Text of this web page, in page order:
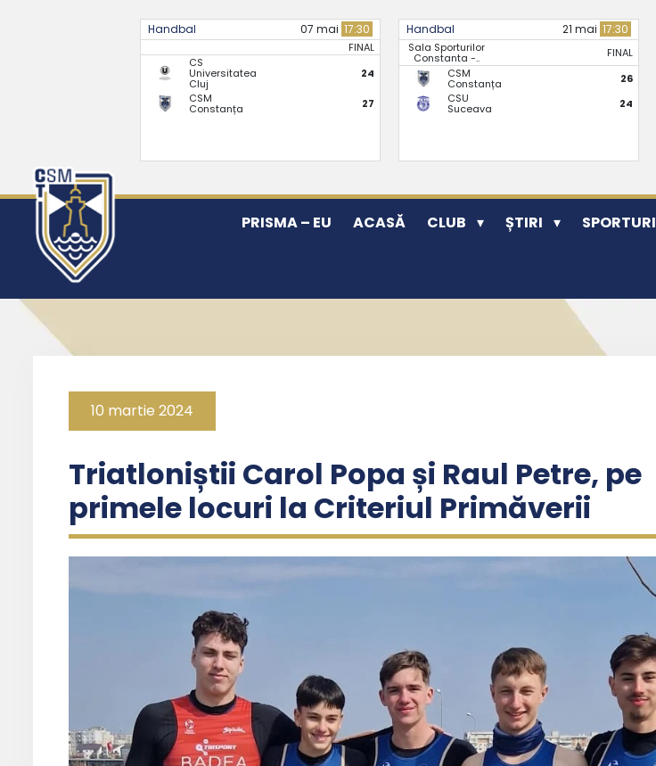
Handbal 07 mai 17:30
FINAL
CS
Universitatea
Cluj
24
CSM
Constanța 27
Handbal 21 mai 17:30
Sala Sporturilor
Constanta -..
FINAL
CSM
Constanța
26
CSU
Suceava 24
PRISMA – EU ACASĂ CLUB ȘTIRI SPORTURI
10 martie 2024
Triatloniștii Carol Popa și Raul Petre, pe
primele locuri la Criteriul Primăverii